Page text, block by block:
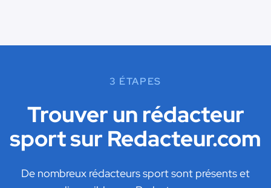
3 ÉTAPES
Trouver un rédacteur
sport sur Redacteur.com
De nombreux rédacteurs sport sont présents et